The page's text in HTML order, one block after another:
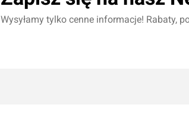
Wysyłamy tylko cenne informacje! Rabaty,